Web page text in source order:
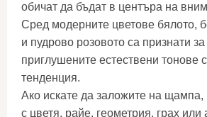
обичат да бъдат в центъра на
Сред модерните цветове бялото,
и пудрово розовото са признати
приглушените естествени тонове
тенденция.
Ако искате да заложите на щампа,
с цветя, райе, геометрия, грах или